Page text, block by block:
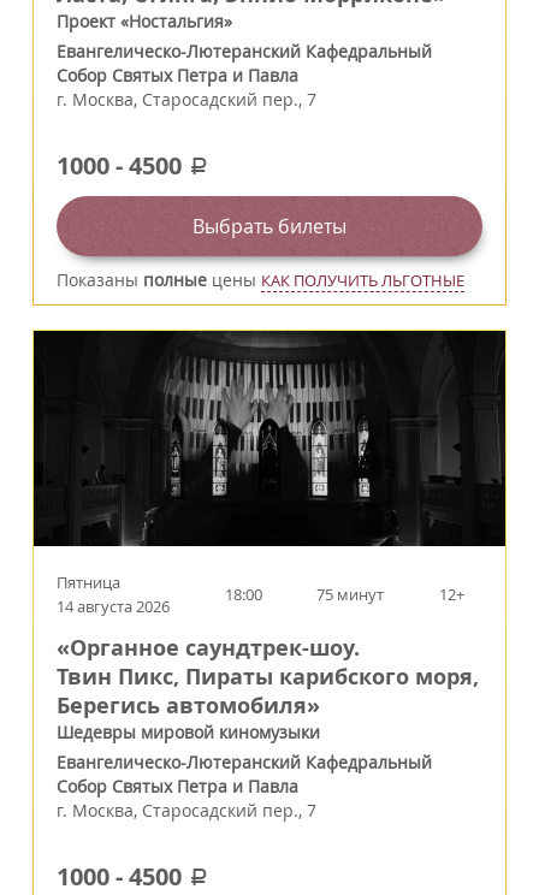
Проект «Ностальгия»
Евангелическо-Лютеранский Кафедральный
Собор Святых Петра и Павла
г. Москва, Старосадский пер., 7
1000-4500 a
Выбрать билеты
Показаны полные цены КАК ПОЛУЧИТЬ ЛЬГОТНЫЕ
Пятница
14 августа 2026
18:00 75 минут 12+
«Органное саундтрек-шоу.
Твин Пикс, Пираты карибского моря,
Берегись автомобиля»
Шедевры мировой киномузыки
Евангелическо-Лютеранский Кафедральный
Собор Святых Петра и Павла
г. Москва, Старосадский пер., 7
1000-4500 a